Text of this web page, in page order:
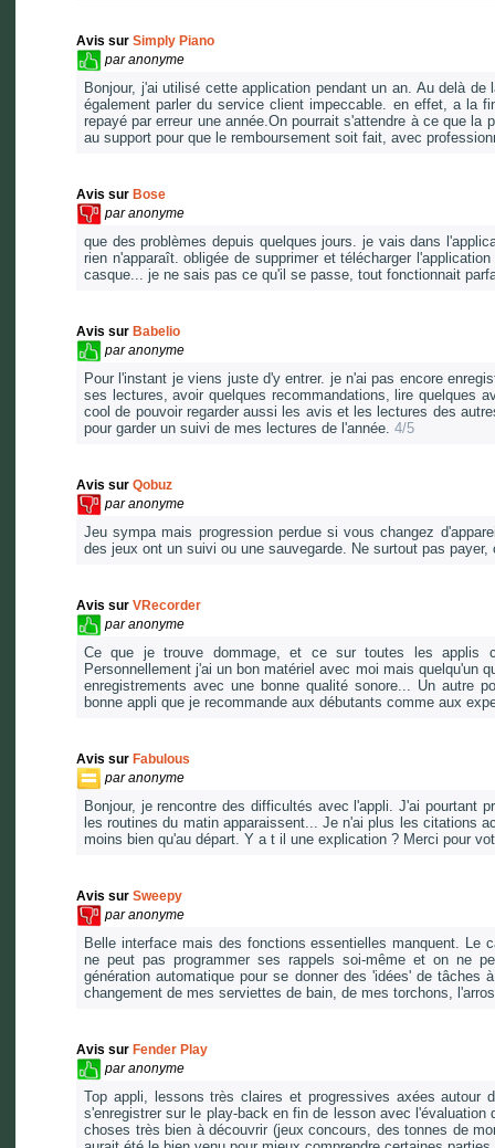
Avis sur Simply Piano
paranonyme
Bonjour, j'ai utilisé cette application pendant un an. Au delà
également parler du service client impeccable. en effet, a la
repayé par erreur une année.On pourrait s'attendre à ce que
au support pour que le remboursement soit fait, avec
Avis sur Bose
paranonyme
que des problèmes depuis quelques jours. je vais dans
rien n'apparaît. obligée de supprimer et télécharger
casque... je ne sais pas ce qu'il se passe, tout fonctionnait
Avis sur Babelio
paranonyme
Pour l'instant je viens juste d'y entrer. je n'ai pas encore
ses lectures, avoir quelques recommandations, lire quelques
cool de pouvoir regarder aussi les avis et les lectures des
pour garder un suivi de mes lectures de l'année. 4/5
Avis sur Qobuz
paranonyme
Jeu sympa mais progression perdue si vous changez
des jeux ont un suivi ou une sauvegarde. Ne surtout pas
Avis sur VRecorder
paranonyme
Ce que je trouve dommage, et ce sur toutes les applis
Personnellement j'ai un bon matériel avec moi mais quelqu'un
enregistrements avec une bonne qualité sonore... Un autre
bonne appli que je recommande aux débutants comme aux
Avis sur Fabulous
paranonyme
Bonjour, je rencontre des difficultés avec l'appli. J'ai pourtant
les routines du matin apparaissent... Je n'ai plus les citations
moins bien qu'au départ. Y a t il une explication ? Merci pour
Avis sur Sweepy
paranonyme
Belle interface mais des fonctions essentielles manquent. Le
ne peut pas programmer ses rappels soi-même et on ne
génération automatique pour se donner des 'idées' de
changement de mes serviettes de bain, de mes torchons,
Avis sur Fender Play
paranonyme
Top appli, lessons très claires et progressives axées autour
s'enregistrer sur le play-back en fin de lesson avec
choses très bien à découvrir (jeux concours, des tonnes de